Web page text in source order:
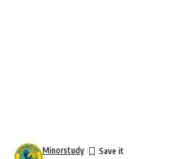
Minorstudy